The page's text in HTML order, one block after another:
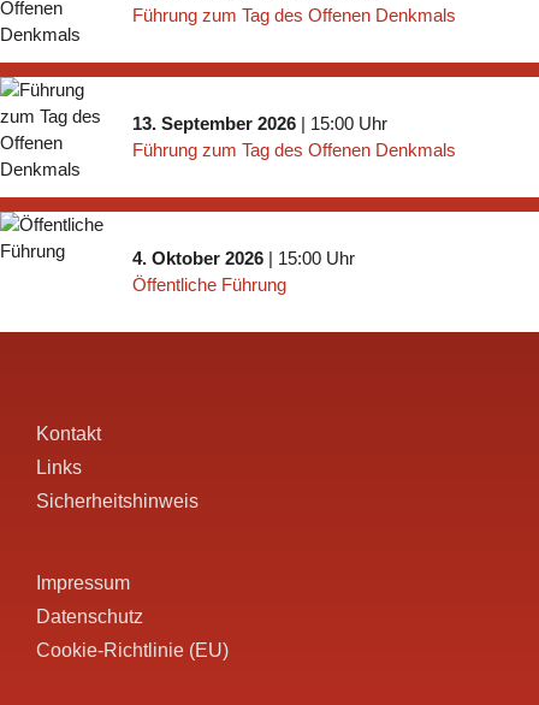
Führung zum Tag des Offenen Denkmals
13. September 2026 | 15:00 Uhr
Führung zum Tag des Offenen Denkmals
4. Oktober 2026 | 15:00 Uhr
Öffentliche Führung
Kontakt
Links
Sicherheitshinweis
Impressum
Datenschutz
Cookie-Richtlinie (EU)